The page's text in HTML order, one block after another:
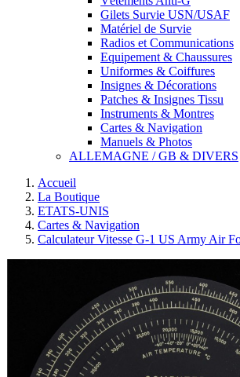
Gilets Survie USN/USAF
Matériel de Survie
Radios et Communications
Equipement & Chaussures
Uniformes & Coiffures
Insignes & Décorations
Patches & Insignes Tissu
Instruments & Montres
Cartes & Navigation
Manuels & Photos
ALLEMAGNE / GB & DIVERS
Accueil
La Boutique
ETATS-UNIS
Cartes & Navigation
Calculateur Vitesse G-1 US Army Air